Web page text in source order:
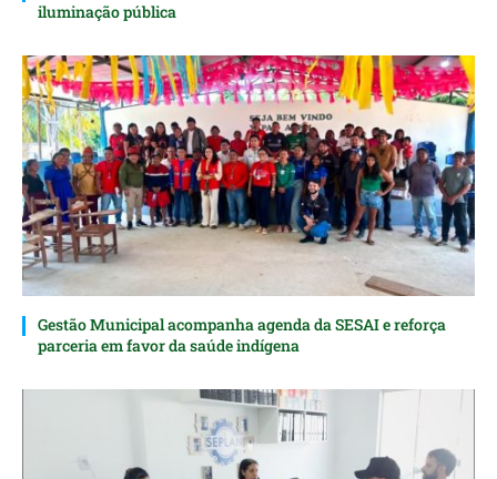
iluminação pública
Gestão Municipal acompanha agenda da SESAI e reforça
parceria em favor da saúde indígena